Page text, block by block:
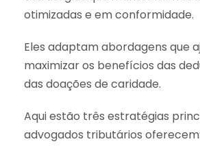
otimizadas e em conformidade.
Eles adaptam abordagens que
maximizar os benefícios das
das doações de caridade.
Aqui estão três estratégias
advogados tributários oferecem: